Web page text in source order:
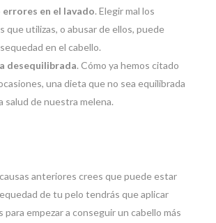
errores en el lavado. Elegir mal los
que utilizas, o abusar de ellos, puede
en el cabello.
desequilibrada. Cómo ya hemos citado
una dieta que no sea equilibrada
salud de nuestra melena.
anteriores crees que puede estar
de tu pelo tendrás que aplicar
para empezar a conseguir un cabello más